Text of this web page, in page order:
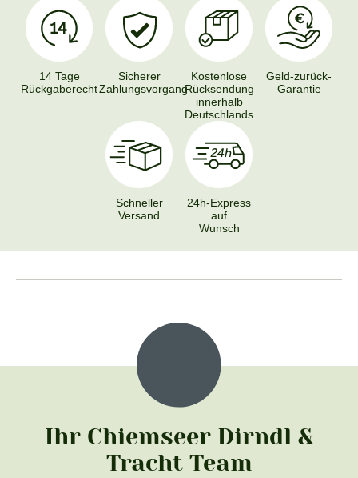
14 Tage
Rückgaberecht
Sicherer
Zahlungsvorgang
Kostenlose
Rücksendung
innerhalb
Deutschlands
Geld-zurück-
Garantie
Schneller
Versand
24h-Express
auf
Wunsch
Ihr Chiemseer Dirndl &
Tracht Team